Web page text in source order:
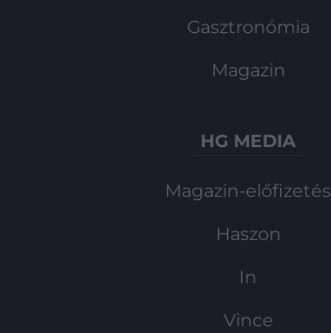
Gasztronómia
Magazin
HG MEDIA
Magazin-előfizetés
Haszon
In
Vince